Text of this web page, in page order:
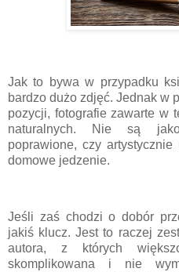
Jak to bywa w przypadku
bardzo dużo zdjęć. Jednak w
pozycji, fotografie zawarte w
naturalnych. Nie są
poprawione, czy
domowe jedzenie.
Jeśli zaś chodzi o dobór
jakiś klucz. Jest to raczej
autora, z których
skomplikowana i nie